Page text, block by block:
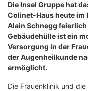
Die Insel Gruppe hat
Colinet-Haus heute im
Alain Schnegg
Gebäudehülle ist ein
Versorgung in der
der Augenheilkunde
ermöglicht.
Die Frauenklinik und